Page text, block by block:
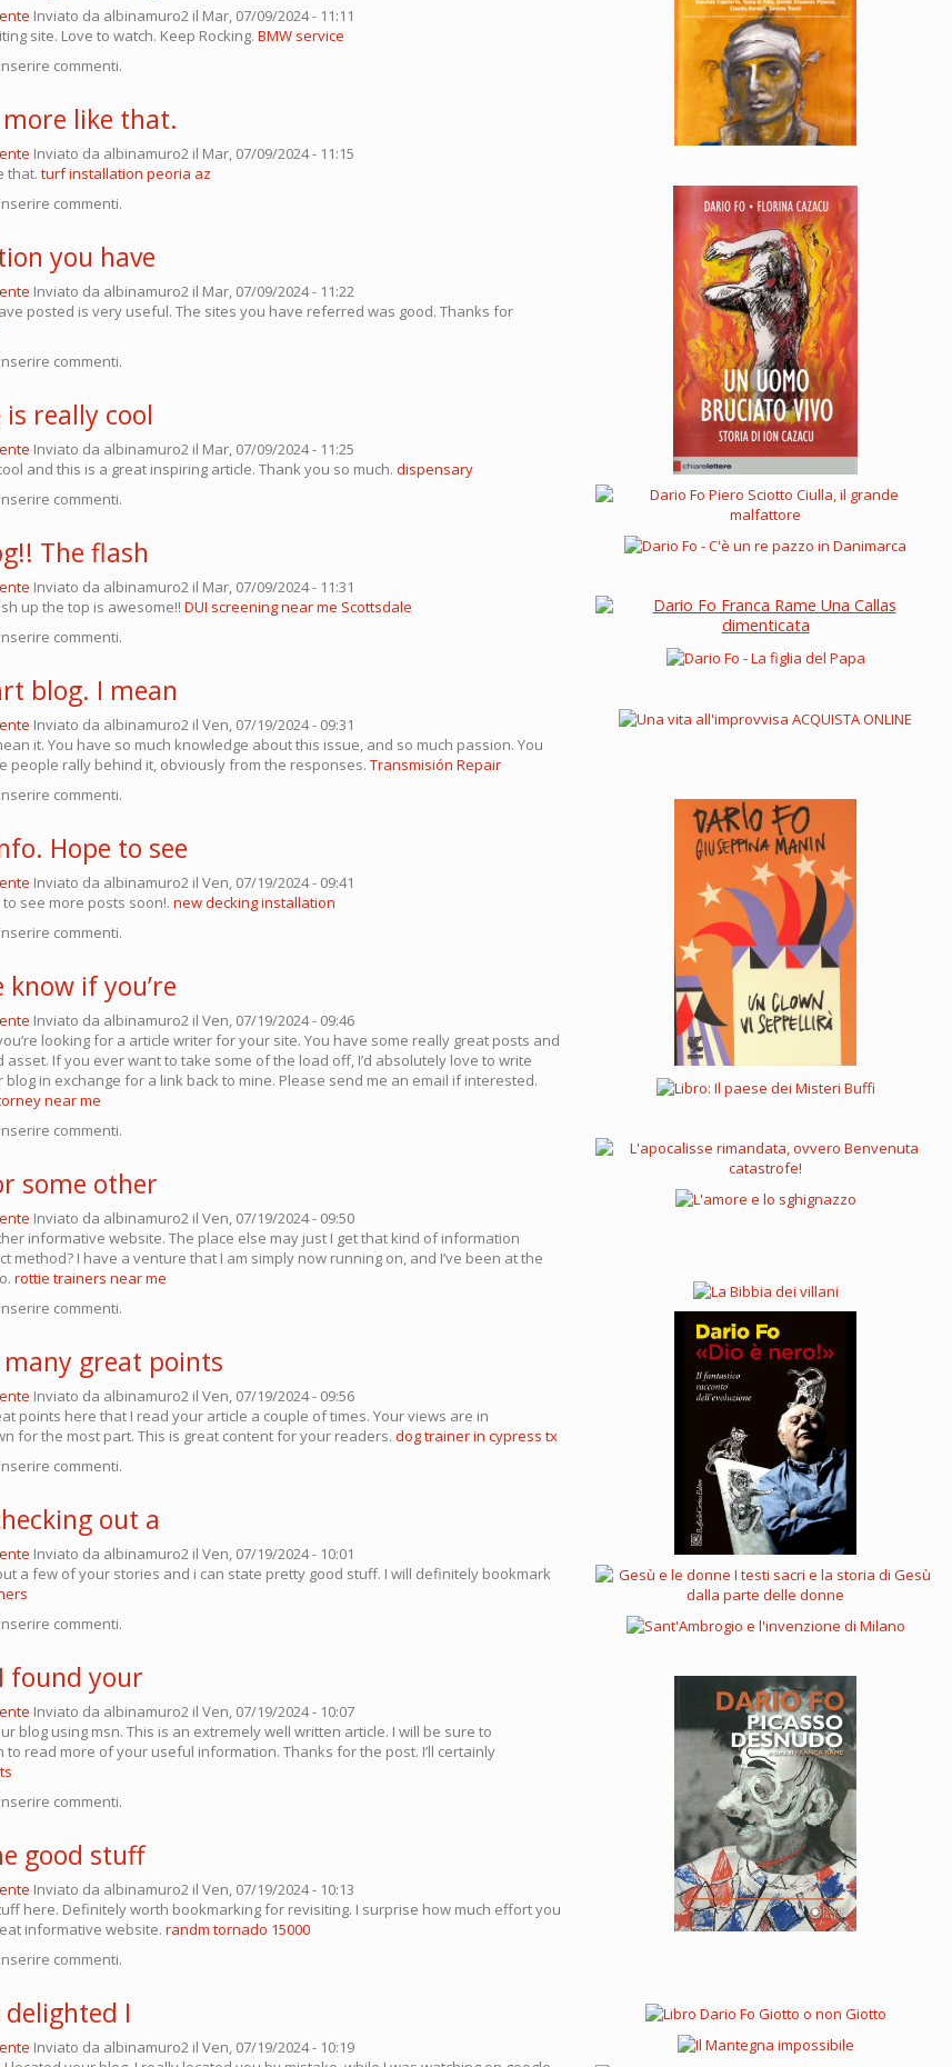
Inviato da albinamuro2 il Mar, 07/09/2024 - 11:11
site. Love to watch. Keep Rocking. BMW service
commenti.
more like that.
Inviato da albinamuro2 il Mar, 07/09/2024 - 11:15
that. turf installation peoria az
commenti.
you have
Inviato da albinamuro2 il Mar, 07/09/2024 - 11:22
posted is very useful. The sites you have referred was good. Thanks for
commenti.
really cool
Inviato da albinamuro2 il Mar, 07/09/2024 - 11:25
and this is a great inspiring article. Thank you so much. dispensary
commenti.
The flash
Inviato da albinamuro2 il Mar, 07/09/2024 - 11:31
up the top is awesome!! DUI screening near me Scottsdale
commenti.
blog. I mean
Inviato da albinamuro2 il Ven, 07/19/2024 - 09:31
it. You have so much knowledge about this issue, and so much passion. You
people rally behind it, obviously from the responses. Transmisión Repair
commenti.
Hope to see
Inviato da albinamuro2 il Ven, 07/19/2024 - 09:41
see more posts soon!. new decking installation
commenti.
know if you’re
Inviato da albinamuro2 il Ven, 07/19/2024 - 09:46
looking for a article writer for your site. You have some really great posts and
asset. If you ever want to take some of the load off, I’d absolutely love to write
in exchange for a link back to mine. Please send me an email if interested.
near me
commenti.
some other
Inviato da albinamuro2 il Ven, 07/19/2024 - 09:50
informative website. The place else may just I get that kind of information
method? I have a venture that I am simply now running on, and I’ve been at the
rottie trainers near me
commenti.
many great points
Inviato da albinamuro2 il Ven, 07/19/2024 - 09:56
points here that I read your article a couple of times. Your views are in
for the most part. This is great content for your readers. dog trainer in cypress tx
commenti.
out a
Inviato da albinamuro2 il Ven, 07/19/2024 - 10:01
a few of your stories and i can state pretty good stuff. I will definitely bookmark
commenti.
found your
Inviato da albinamuro2 il Ven, 07/19/2024 - 10:07
blog using msn. This is an extremely well written article. I will be sure to
read more of your useful information. Thanks for the post. I’ll certainly
commenti.
good stuff
Inviato da albinamuro2 il Ven, 07/19/2024 - 10:13
here. Definitely worth bookmarking for revisiting. I surprise how much effort you
informative website. randm tornado 15000
commenti.
delighted I
Inviato da albinamuro2 il Ven, 07/19/2024 - 10:19